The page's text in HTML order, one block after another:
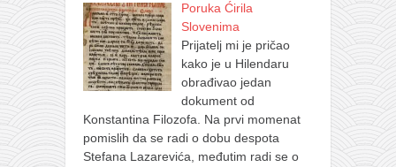
Poruka Ćirila
Slovenima
Prijatelj mi je pričao
kako je u Hilendaru
obrađivao jedan
dokument od
Konstantina Filozofa. Na prvi momenat
pomislih da se radi o dobu despota
Stefana Lazarevića, međutim radi se o